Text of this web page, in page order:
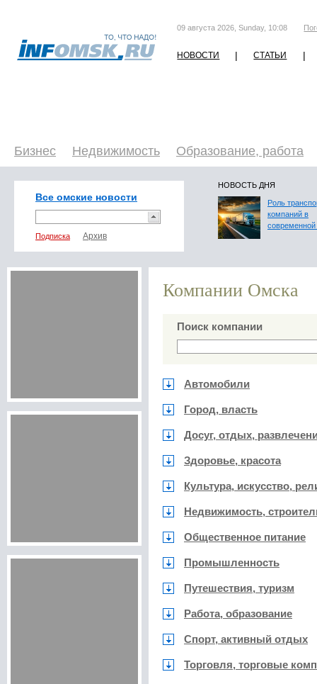
09 августа 2026, Sunday, 10:08
НОВОСТИ | СТАТЬИ |
Бизнес Недвижимость Образование, работа
Все омские новости
Подписка
НОВОСТЬ ДНЯ
Роль
компаний в
современной
Компании Омска
Поиск компании
Автомобили
Город, власть
Досуг, отдых,
Здоровье, красота
Культура, искусство,
Недвижимость,
Общественное питание
Промышленность
Путешествия, туризм
Работа, образование
Спорт, активный отдых
Торговля, торговые